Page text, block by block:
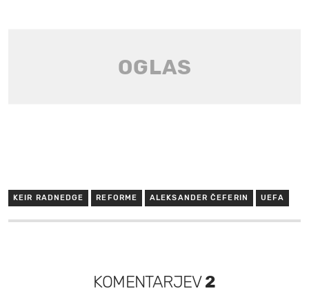
KEIR RADNEDGE REFORME ALEKSANDER ČEFERIN UEFA
KOMENTARJEV2